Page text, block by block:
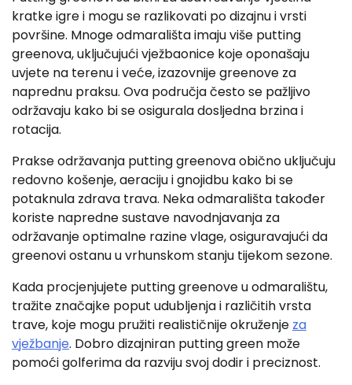
kratke igre i mogu se razlikovati po dizajnu i vrsti
površine. Mnoge odmarališta imaju više putting
greenova, uključujući vježbaonice koje oponašaju
uvjete na terenu i veće, izazovnije greenove za
naprednu praksu. Ova područja često se pažljivo
održavaju kako bi se osigurala dosljedna brzina i
rotacija.
Prakse održavanja putting greenova obično uključuju
redovno košenje, aeraciju i gnojidbu kako bi se
potaknula zdrava trava. Neka odmarališta također
koriste napredne sustave navodnjavanja za
održavanje optimalne razine vlage, osiguravajući da
greenovi ostanu u vrhunskom stanju tijekom sezone.
Kada procjenjujete putting greenove u odmaralištu,
tražite značajke poput udubljenja i različitih vrsta
trave, koje mogu pružiti realističnije okruženje za
vježbanje. Dobro dizajniran putting green može
pomoći golferima da razviju svoj dodir i preciznost.